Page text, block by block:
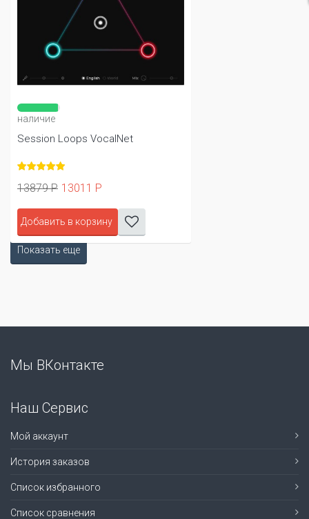
наличие
Session Loops VocalNet
13879 Р 13011 Р
Добавить в корзину
Показать еще
Мы ВКонтакте
Наш Сервис
Мой аккаунт
История заказов
Список избранного
Список сравнения